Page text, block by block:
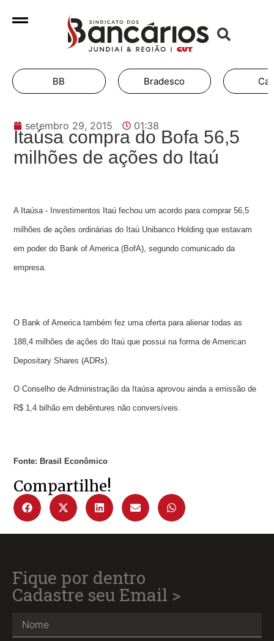
BB Bradesco
setembro 29, 2015 01:38
Itaúsa compra do Bofa 56,5
milhões de ações do Itaú
A Itaúsa - Investimentos Itaú fechou um acordo para comprar 56,5
milhões de ações ordinárias do Itaú Unibanco Holding que estavam
em poder do Bank of America (BofA), segundo comunicado da
empresa.
O Bank of America também fez uma oferta para alienar todas as
188,4 milhões de ações do Itaú que possui na forma de American
Depositary Shares (ADRs).
O Conselho de Administração da Itaúsa aprovou ainda a emissão de
R$ 1,4 bilhão em debêntures não conversíveis.
Fonte: Brasil Econômico
Compartilhe!
Fique por dentro
Cadastre seu Email >